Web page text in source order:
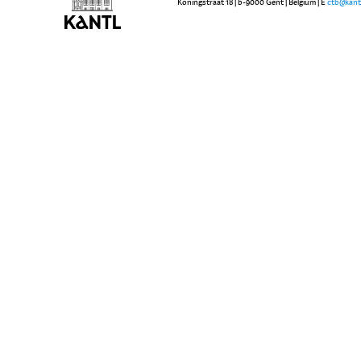
Koningstraat 18 | b-9000 Gent | Belgium | E